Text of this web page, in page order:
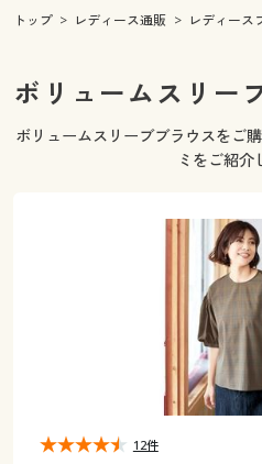
レディースファッション
女性下着
インナー・下着通販すべて
女性下着
メンズ下着
メンズ
メンズ通販すべて
メンズファッション
家電・雑貨
家電・雑貨すべて
寝具・インテリア・家具
カーテン・ラグ・ファブリック
美容・健康・サプリメント
ジュニア・ティーンズ下着
大きいサイズ通販すべて
大きいサイズ レディース服
バーゲンセール
詳細検索
ジュニア・ティーンズ下着
メンズ下着
家電
寝具・インテリア・家具通販すべ
カーテン・ラグ・ファブリック
美容・健康
美容・健康・サプリメント
ジュニア・ティーンズ下着
大きいサイズ通販すべて
大きいサイズ レディース服
大きいサイズ レディース下着
シークレットセール
商品カテゴリ一覧
トップ レディース通販 レディース
ボリュームスリー
ボリュームスリーブブラウスをご
ミをご紹介
12件